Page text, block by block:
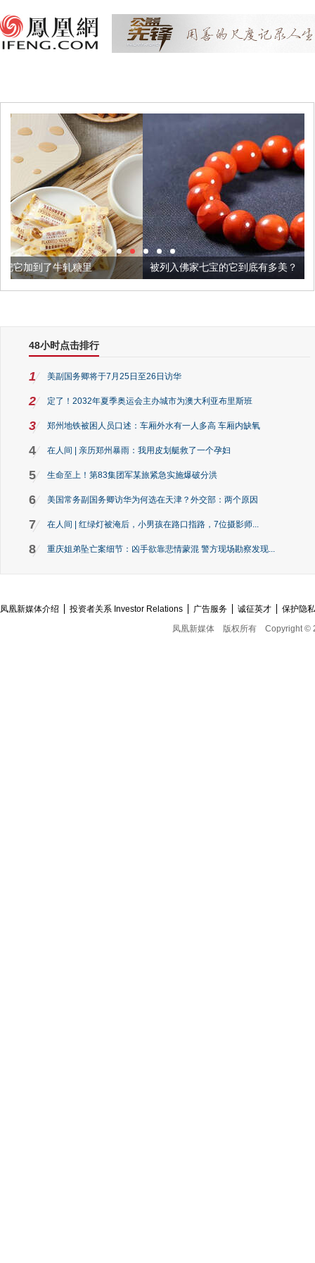
被列入佛家七宝的它到底有多美？
48小时点击排行
1 美副国务卿将于7月25日至26日访华
2 定了！2032年夏季奥运会主办城市为澳大利亚布里斯班
3 郑州地铁被困人员口述：车厢外水有一人多高 车厢内缺氧
4 在人间 | 亲历郑州暴雨：我用皮划艇救了一个孕妇
5 生命至上！第83集团军某旅紧急实施爆破分洪
6 美国常务副国务卿访华为何选在天津？外交部：两个原因
7 在人间 | 红绿灯被淹后，小男孩在路口指路，7位摄影师...
8 重庆姐弟坠亡案细节：凶手欲靠悲情蒙混 警方现场勘察发现...
凤凰新媒体介绍 投资者关系 Investor Relations 广告服务 诚征英才
保护隐
凤凰新媒体
版权所有 Copyright ©